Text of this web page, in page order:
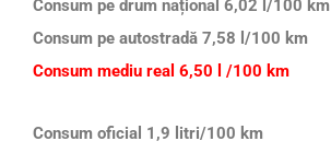
Consum pe drum național 6,02 l/100 km
Consum pe autostradă 7,58 l/100 km
Consum mediu real 6,50 l /100 km
Consum oficial 1,9 litri/100 km